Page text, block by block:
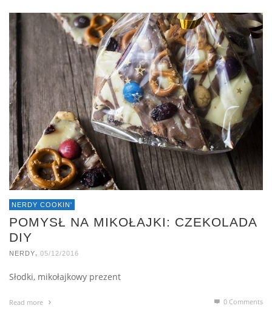
NERDY COOKIN'
POMYSŁ NA MIKOŁAJKI: CZEKOLADA
DIY
NERDY 05/12/2016
Słodki, mikołajkowy prezent
Read more 0 Comments